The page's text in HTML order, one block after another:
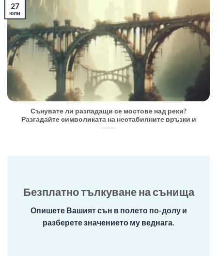
Сънувате ли разпадащи се мостове над реки?
Разгадайте символиката на нестабилните връзки и
27
юли
Безплатно тълкуване на сънища
Опишете Вашият сън в полето по-долу и
разберете значението му веднага.